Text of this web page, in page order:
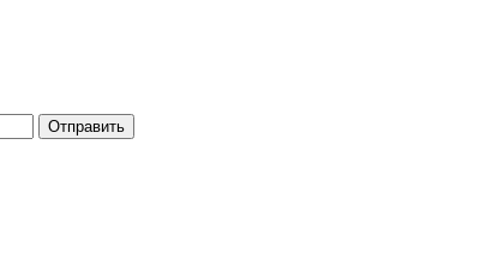
Отправить